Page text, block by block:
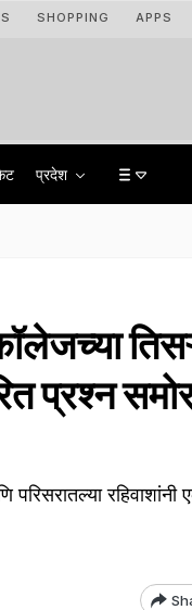
SHOPPING APPS
प्रदेश
प्रश्न
परिसरातल्या रहिवाशांनी